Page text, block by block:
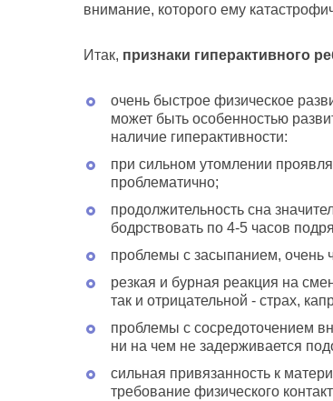
внимание, которого ему
Итак, признаки гиперактивного
очень быстрое физическое
может быть особенностью
наличие гиперактивности:
при сильном утомлении
проблематично;
продолжительность сна
бодрствовать по 4-5 часов
проблемы с засыпанием, очень
резкая и бурная реакция на
так и отрицательной - страх,
проблемы с сосредоточением
ни на чем не задерживается
сильная привязанность к
требование физического